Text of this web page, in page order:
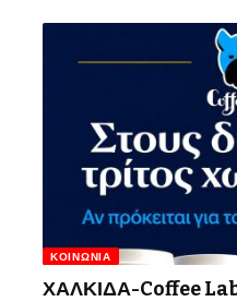
ΚΟΙΝΩΝΊΑ
ΧΑΛΚΙΔΑ-Coffee